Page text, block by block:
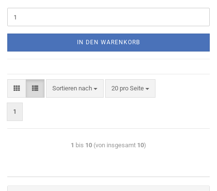
IN DEN WARENKORB
Sortieren nach 20 pro Seite
1
1 bis 10 (von insgesamt 10)